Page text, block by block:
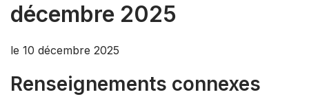
décembre 2025
le 10 décembre 2025
Renseignements connexes